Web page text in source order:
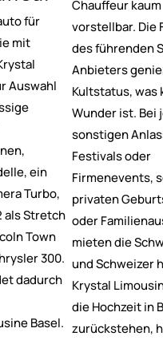
für
mit
Auswahl
ein
Turbo,
als Stretch
Town
300.
dadurch
Basel.
Chauffeur kaum
vorstellbar. Die
des führenden
Anbieters
Kultstatus, was
Wunder ist. Bei
sonstigen
Festivals oder
Firmenevents,
privaten
oder
mieten die
und Schweizer
Krystal
die Hochzeit in
zurückstehen,